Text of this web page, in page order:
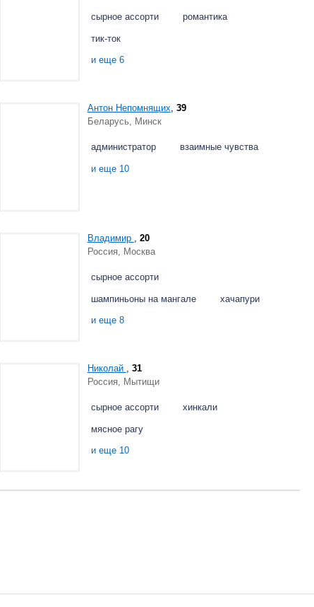
сырное ассорти романтика
тик-ток
и еще 6
Антон Непомнящих, 39
Беларусь, Минск
администратор взаимные чувства
и еще 10
Владимир , 20
Россия, Москва
сырное ассорти
шампиньоны на мангале
хачапури
и еще 8
Николай , 31
Россия, Мытищи
сырное ассорти хинкали
мясное рагу
и еще 10